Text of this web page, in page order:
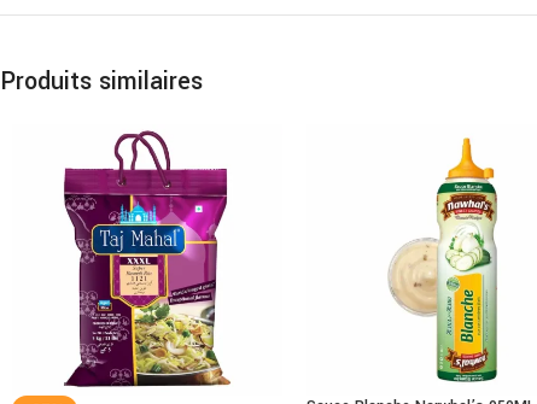
Produits similaires